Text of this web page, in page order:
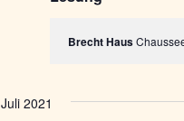
Brecht Haus
Juli 2021